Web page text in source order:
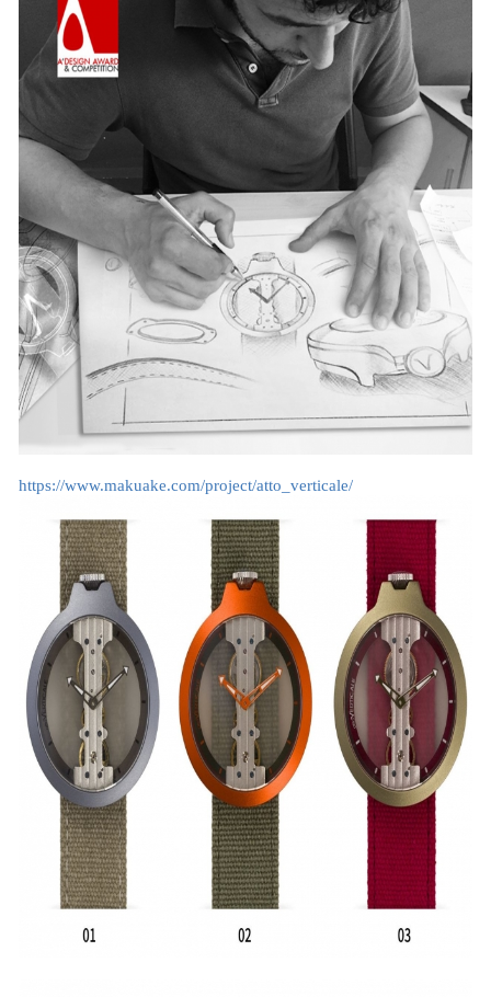
https://www.makuake.com/project/atto_verticale/